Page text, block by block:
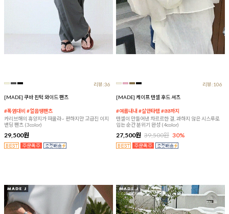
리뷰:36
[MADE] 쿠바 핀턱 와이드 팬츠
#폭염대비 #얼음땡팬츠
카리브해의 휴양지가 떠올라~ 편하지만 고급진 이지
밴딩 팬츠 (3color)
29,500원
리뷰:106
[MADE] 케이프 텐셀 후드 셔츠
#여름내내 #살안타템 #88까지
텐셀이 만들어낸 차르르한 결, 과하지 않은 시스루로
입는 순간 분위기 완성 (4color)
27,500원 39,500원 30%